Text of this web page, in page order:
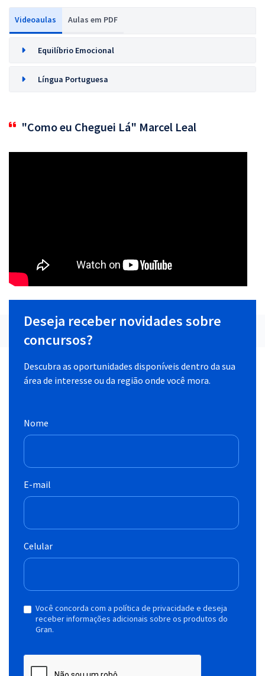
Videoaulas Aulas em PDF
Equilíbrio Emocional
Língua Portuguesa
"Como eu Cheguei Lá" Marcel Leal
Deseja receber novidades sobre
concursos?
Descubra as oportunidades disponíveis dentro da sua
área de interesse ou da região onde você mora.
Nome
E-mail
Celular
Você concorda com a política de privacidade e deseja
receber informações adicionais sobre os produtos do
Gran.